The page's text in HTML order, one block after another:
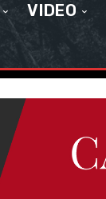
VIDEO